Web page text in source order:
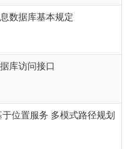
数据库基本规定
库访问接口
位置服务 多模式路径规划